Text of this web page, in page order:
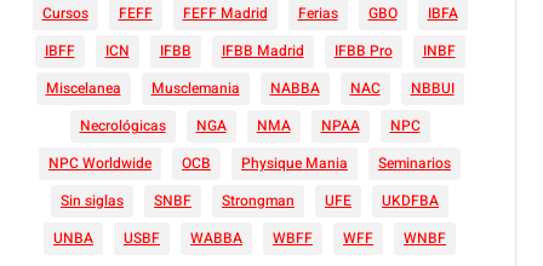
Cursos
FEFF FEFF Madrid Ferias GBO
IBFA
IBFF
ICN IFBB IFBB Madrid IFBB Pro
INBF
Miscelanea
Musclemania NABBA NAC
NBBUI
Necrológicas
NGA NMA NPAA
NPC
NPC Worldwide
OCB Physique Mania
Seminarios
Sin siglas
SNBF Strongman UFE
UKDFBA
UNBA
USBF WABBA WBFF WFF WNBF